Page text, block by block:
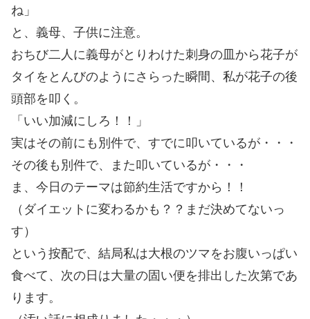
ね」
と、義母、子供に注意。
おちび二人に義母がとりわけた刺身の皿から花子が
タイをとんびのようにさらった瞬間、私が花子の後
頭部を叩く。
「いい加減にしろ！！」
実はその前にも別件で、すでに叩いているが・・・
その後も別件で、また叩いているが・・・
ま、今日のテーマは節約生活ですから！！
（ダイエットに変わるかも？？まだ決めてないっ
す）
という按配で、結局私は大根のツマをお腹いっぱい
食べて、次の日は大量の固い便を排出した次第であ
ります。